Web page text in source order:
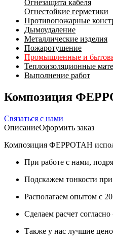
Огнезащита кабеля
Огнестойкие герметики
Противопожарные
Дымоудаление
Металлические изделия
Пожаротушение
Промышленные и
Теплоизоляционные
Выполнение работ
Композиция
Связаться с нами
ОписаниеОформить заказ
Композиция ФЕРРОТАН
При работе с нами,
Подскажем тонкости
Располагаем опытом с
Сделаем расчет
Также у нас лучшие